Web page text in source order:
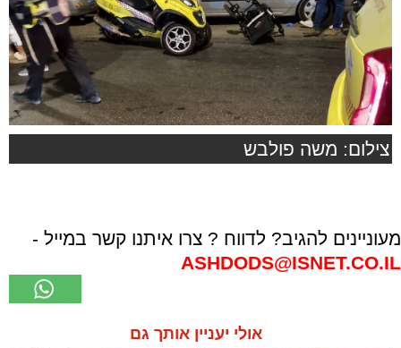
צילום: משה פולבש
מעוניינים להגיב? לדווח ? צרו איתנו קשר במייל -
ASHDODS@ISNET.CO.IL
אולי יעניין אותך גם